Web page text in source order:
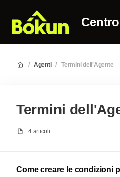
/ Agenti / Termini dell'Agente
Termini
4 articoli
Come creare le condizioni